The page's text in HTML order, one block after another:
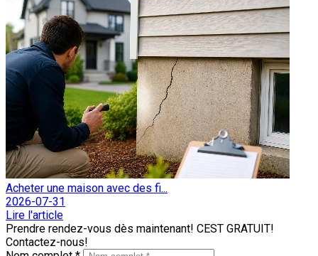
Acheter une maison avec des fi...
2026-07-31
Lire l'article
Prendre rendez-vous dès maintenant! CEST GRATUIT!
Contactez-nous!